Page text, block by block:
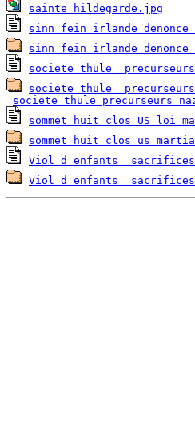
sainte_hildegarde.jpg
Viol_d_enfants_
Viol_d_enfants_